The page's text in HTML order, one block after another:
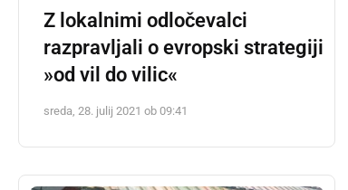
Z lokalnimi odločevalci
razpravljali o evropski strategiji
»od vil do vilic«
sreda, 28. julij 2021 ob 09:41